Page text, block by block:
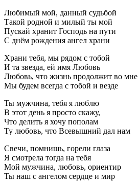
Любимый мой, данный судьбой
Такой родной и милый ты мой
Пускай хранит Господь на пути
С днём рождения ангел храни
Храни тебя, мы рядом с тобой
И та звезда, ей имя Любовь
Любовь, что жизнь продолжит во мне
Мы будем всегда с тобой и везде
Ты мужчина, тебя я люблю
В этот день я просто скажу,
Что делить я хочу пополам
Ту любовь, что Всевышний дал нам
Свечи, помнишь, горели глаза
Я смотрела тогда на тебя
Мой мужчина, любовь, ориентир
Ты наш с ангелом сердце и мир